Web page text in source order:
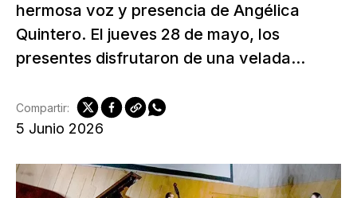
hermosa voz y presencia de Angélica
Quintero. El jueves 28 de mayo, los
presentes disfrutaron de una velada...
5 Junio 2026
Compartir: